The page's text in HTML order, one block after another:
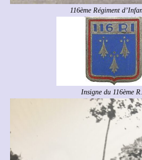
116ème Régiment
Insigne du 116ème